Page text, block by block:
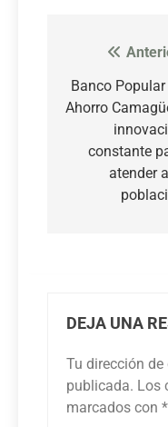
de
entradas
Banco Popular
Ahorro
constante
atender
DEJA UNA
Tu dirección de
publicada. Los
marcados con *